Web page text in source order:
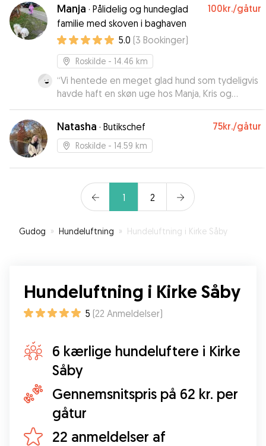
deres varetægt. Malene er god til løbende at
sende billeder og opdateringer under hele
pasningen, så man kan slappe af og fokusere på
sine ærinder. Vi vil helt sikkert benytte os af
deres service en anden gang, ligesom vi også
helt klart kan anbefale dem til andre.”
Manja · Pålidelig og hundeglad
familie med skoven i baghaven
100kr./gåtur
5.0 (3 Bookinger)
Roskilde - 14.46 km
“Vi hentede en meget glad hund som tydeligvis
havde haft en skøn uge hos Manja, Kris og
pigerne. Undervejs fik vi de skønneste billeder
og updates. Det har været super nemt og ligetil
at kommunikere med Manja hele vejen igennem,
og en rigtig god oplevelse for våde os og
Natasha · Butikschef 75kr./gåtur
Roskilde - 14.59 km
1 2
Gudog » Hundeluftning » Hundeluftning i Kirke Såby
Hundeluftning i Kirke Såby
5 (22 Anmeldelser)
6 kærlige hundeluftere i Kirke
Såby
Gennemsnitspris på 62 kr. per
gåtur
22 anmeldelser af